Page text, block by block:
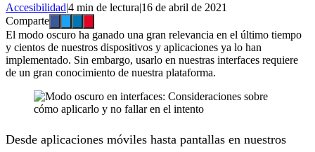
Accesibilidad|4 min de lectura|16 de abril de 2021
Comparte
El modo oscuro ha ganado una gran relevancia en el último tiempo
y cientos de nuestros dispositivos y aplicaciones ya lo han
implementado. Sin embargo, usarlo en nuestras interfaces requiere
de un gran conocimiento de nuestra plataforma.
Desde aplicaciones móviles hasta pantallas en nuestros